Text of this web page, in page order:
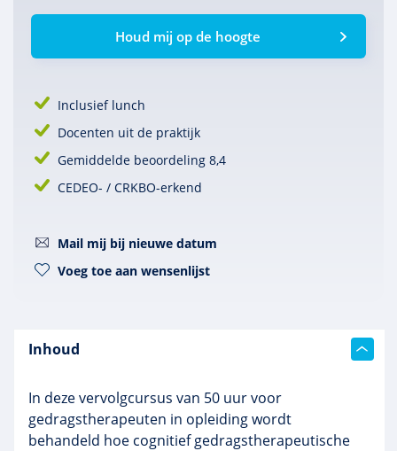
Houd mij op de hoogte
Inclusief lunch
Docenten uit de praktijk
Gemiddelde beoordeling 8,4
CEDEO- / CRKBO-erkend
Mail mij bij nieuwe datum
Voeg toe aan wensenlijst
Inhoud
In deze vervolgcursus van 50 uur voor
gedragstherapeuten in opleiding wordt
behandeld hoe cognitief gedragstherapeutische